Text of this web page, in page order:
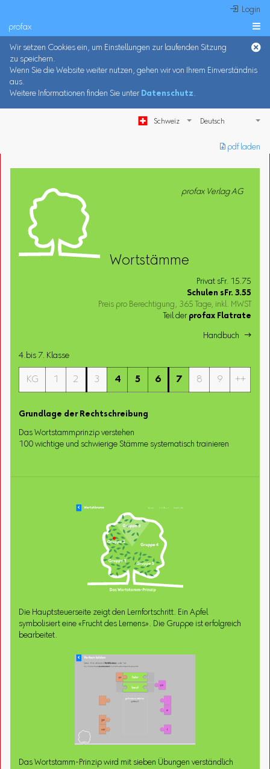
 Login
profax 
Wir setzen Cookies ein, um Einstellungen zur laufenden Sitzung
zu speichern.
Wenn Sie die Website weiter nutzen, gehen wir von Ihrem Einverständnis
aus.
Weitere Informationen finden Sie unter Datenschutz.
Schweiz
︎ pdf laden
profax Verlag AG
Wortstämme
Privat sFr. 15.75
Schulen sFr. 3.55
Preis pro Berechtigung, 365 Tage, inkl. MWST
Teil der profax Flatrate
Handbuch 
4.bis 7. Klasse
KG 1 2 3 4 5 6 7 8 9 ++
Grundlage der Rechtschreibung
Das Wortstammprinzip verstehen
100 wichtige und schwierige Stämme systematisch trainieren
Die Hauptsteuerseite zeigt den Lernfortschritt. Ein Apfel
symbolisiert eine «Frucht des Lernens». Die Gruppe ist erfolgreich
bearbeitet.
Das Wortstamm-Prinzip wird mit sieben Übungen verständlich